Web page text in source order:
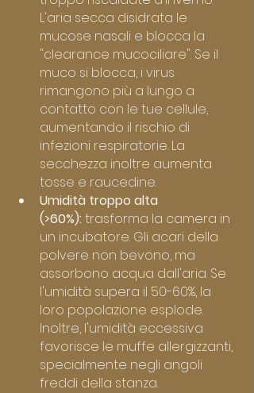
L'aria secca disidrata le
mucose nasali e blocca la
"clearance mucociliare". Se il
muco si blocca, i virus
rimangono più a lungo a
contatto con le tue cellule,
aumentando il rischio di
infezioni respiratorie. La
secchezza inoltre aumenta
tosse e raucedine.
Umidità troppo alta
(>60%): trasforma la camera in
un incubatore. Gli acari della
polvere non bevono, ma
assorbono acqua dall'aria. Se
l'umidità supera il 50-60%, la
loro popolazione esplode.
Inoltre, l'umidità eccessiva
favorisce le muffe allergizzanti,
specialmente negli angoli
freddi della stanza.